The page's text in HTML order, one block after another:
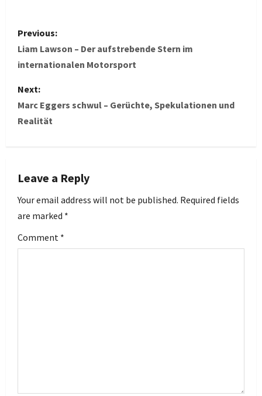
P
o
t
n
v
i
g
a
Previous:
Liam Lawson – Der aufstrebende Stern im
internationalen Motorsport
Next:
Marc Eggers schwul – Gerüchte, Spekulationen und
Realität
Leave a Reply
Your email address will not be published. Required fields
are marked *
Comment *